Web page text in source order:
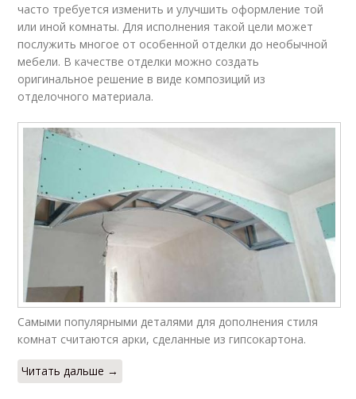
часто требуется изменить и улучшить оформление той
или иной комнаты. Для исполнения такой цели может
послужить многое от особенной отделки до необычной
мебели. В качестве отделки можно создать
оригинальное решение в виде композиций из
отделочного материала.
Самыми популярными деталями для дополнения стиля
комнат считаются арки, сделанные из гипсокартона.
Читать дальше →